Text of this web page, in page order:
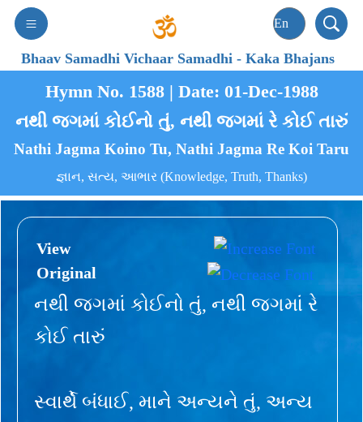
Bhaav Samadhi Vichaar Samadhi-Kaka Bhajans
Hymn No. 1588 | Date: 01-Dec-1988
નથી જગમાં કોઈનો તું, નથી જગમાં રે કોઈ તારું
Nathi Jagma Koino Tu, Nathi Jagma Re Koi Taru
જ્ઞાન, સત્ય, આભાર (Knowledge, Truth, Thanks)
View
Original
નથી જગમાં કોઈનો તું, નથી જગમાં રે
કોઈ તારું
સ્વાર્થે બંધાઈ, માને અન્યને તું, અન્ય